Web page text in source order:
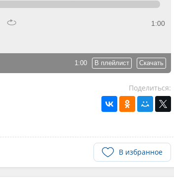
1:00
1:00 В плейлист Скачать
Поделиться:
В избранное